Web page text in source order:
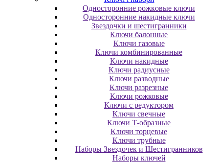
Oднocтopoнниe poжкoвыe ключи
Oднocтopoнниe нaкидныe ключи
Звездочки и шестигранники
Ключи балонные
Ключи газовые
Ключи комбинированные
Ключи накидные
Ключи радиусные
Ключи разводные
Ключи разрезные
Ключи рожковые
Ключи с редуктором
Ключи свечные
Ключи Т-образные
Ключи торцевые
Ключи трубные
Наборы Звездочек и Шестигранников
Наборы ключей